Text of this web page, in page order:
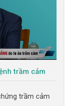
trầm cảm
trầm cảm